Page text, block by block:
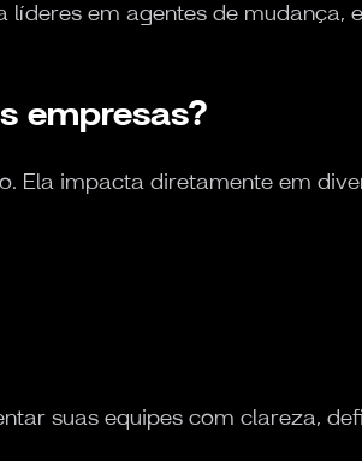
em agentes de mudança,
empresas?
Ela impacta diretamente em
suas equipes com clareza,